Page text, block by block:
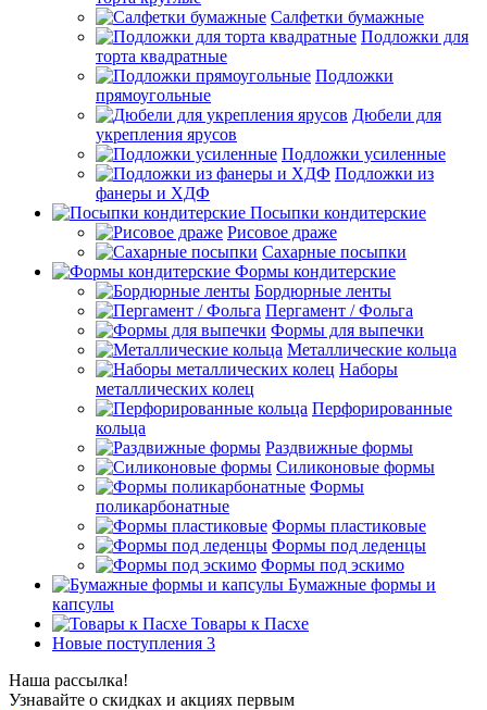
Салфетки бумажные
Подложки для
торта квадратные
Подложки
прямоугольные
Дюбели для
укрепления ярусов
Подложки усиленные
Подложки из
фанеры и ХДФ
Посыпки кондитерские
Рисовое драже
Сахарные посыпки
Формы кондитерские
Бордюрные ленты
Пергамент / Фольга
Формы для выпечки
Металлические кольца
Наборы
металлических колец
Перфорированные
кольца
Раздвижные формы
Силиконовые формы
Формы
поликарбонатные
Формы пластиковые
Формы под леденцы
Формы под эскимо
Бумажные формы и
капсулы
Товары к Пасхе
Новые поступления 3
Наша рассылка!
Узнавайте о скидках и акциях первым